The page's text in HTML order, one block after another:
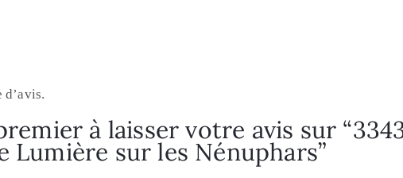
d’avis.
à laisser votre avis sur
Lumière sur les Nénuphars”